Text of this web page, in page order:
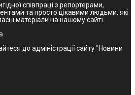
співпраці з репортерами,
та просто цікавими людьми, які
матеріали на нашому сайті.
до адміністрації сайту "Новини